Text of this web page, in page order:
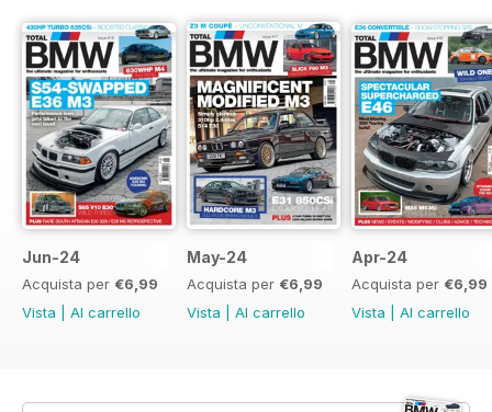
Jun-24
Acquista per €6,99
Vista
Al carrello
May-24
Acquista per €6,99
Vista
Al carrello
Apr-24
Acquista per €6,99
Vista
Al carrello